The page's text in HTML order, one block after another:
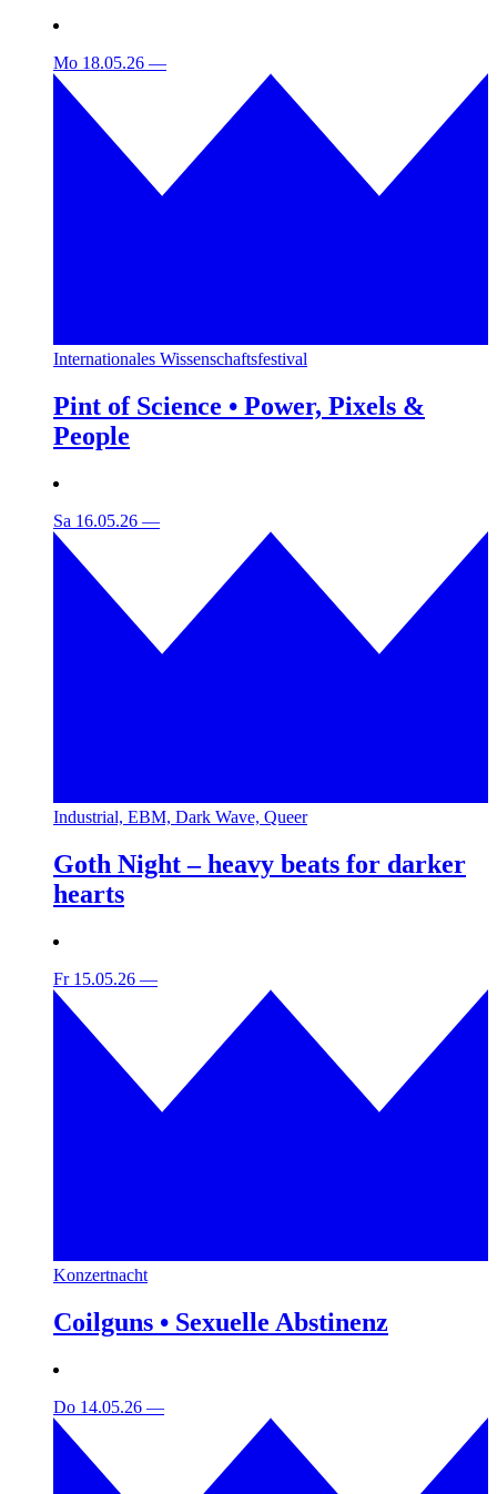
Mo 18.05.26 —
Internationales Wissenschaftsfestival
Pint of Science • Power, Pixels &
People
Sa 16.05.26 —
Industrial, EBM, Dark Wave, Queer
Goth Night – heavy beats for darker
hearts
Fr 15.05.26 —
Konzertnacht
Coilguns • Sexuelle Abstinenz
Do 14.05.26 —